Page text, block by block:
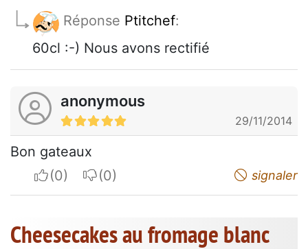
Réponse Ptitchef:
60cl :-) Nous avons rectifié
anonymous
29/11/2014
Bon gateaux
I apreciateI do not appreciate signaler
Cheesecakes au fromage blanc